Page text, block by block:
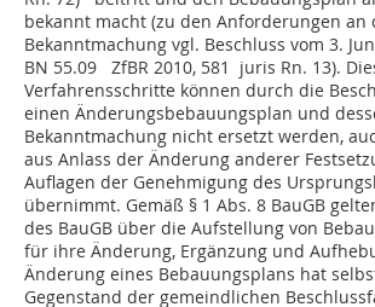
bekannt macht (zu den Anforderungen an
Bekanntmachung vgl. Beschluss vom 3.
BN 55.09 ZfBR 2010, 581 juris Rn. 13).
Verfahrensschritte können durch die
einen Änderungsbebauungsplan und
Bekanntmachung nicht ersetzt werden,
aus Anlass der Änderung anderer
Auflagen der Genehmigung des
übernimmt. Gemäß § 1 Abs. 8 BauGB
des BauGB über die Aufstellung von
für ihre Änderung, Ergänzung und
Änderung eines Bebauungsplans hat
Gegenstand der gemeindlichen